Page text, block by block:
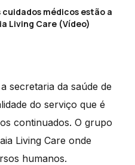
cuidados médicos estão a
Living Care (Vídeo)
secretaria da saúde de
do serviço que é
continuados. O grupo
Living Care onde
humanos.